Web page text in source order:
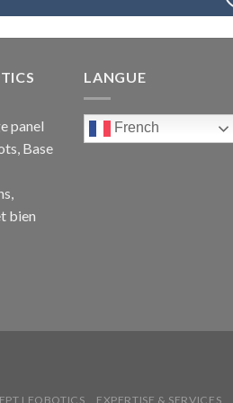
panel
Base
bien
LANGUE
French
LEOBOTICS EXPERTISE & SERVICES